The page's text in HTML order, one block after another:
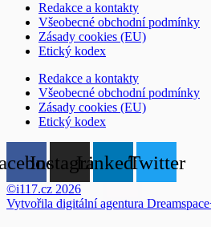
Redakce a kontakty
Všeobecné obchodní podmínky
Zásady cookies (EU)
Etický kodex
Redakce a kontakty
Všeobecné obchodní podmínky
Zásady cookies (EU)
Etický kodex
InstagramLinkedinTwitter
©i117.cz 2026
Vytvořila digitální agentura